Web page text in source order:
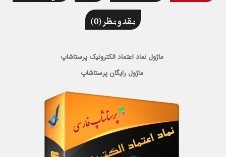
نقد و نظر (0)
ماژول نماد اعتماد الكترونيك پرستاشاپ
ماژول رایگان پرستاشاپ